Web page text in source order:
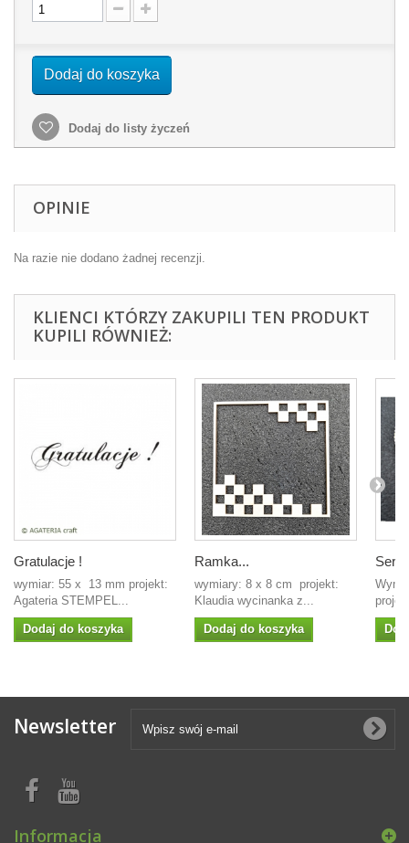
Dodaj do koszyka
Dodaj do listy życzeń
OPINIE
Na razie nie dodano żadnej recenzji.
KLIENCI KTÓRZY ZAKUPILI TEN PRODUKT
KUPILI RÓWNIEŻ:
Gratulacje !
wymiar: 55 x 13 mm projekt:
Agateria STEMPEL...
Dodaj do koszyka
Ramka...
wymiary: 8 x 8 cm projekt:
Klaudia wycinanka z...
Dodaj do koszyka
Newsletter
Informacja